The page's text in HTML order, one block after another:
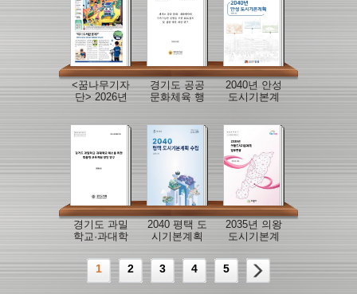
<꿈나무기자
단> 2026년
경기도 공공
문화체육 행
위한 ESG접
목 및 실천 방
안 개선 연구
2040년 안성
도시기본계
경기도 과밀
학교·과대학
한 맞춤형 교
육지원 방안
연구
2040 평택 도
시기본계획
2035년 의왕
도시기본계
1 2 3 4 5